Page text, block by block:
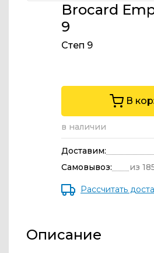
Brocard
9
Степ 9
В
в наличии
Доставим:
Самовывоз:
из
Рассчитать
Описание